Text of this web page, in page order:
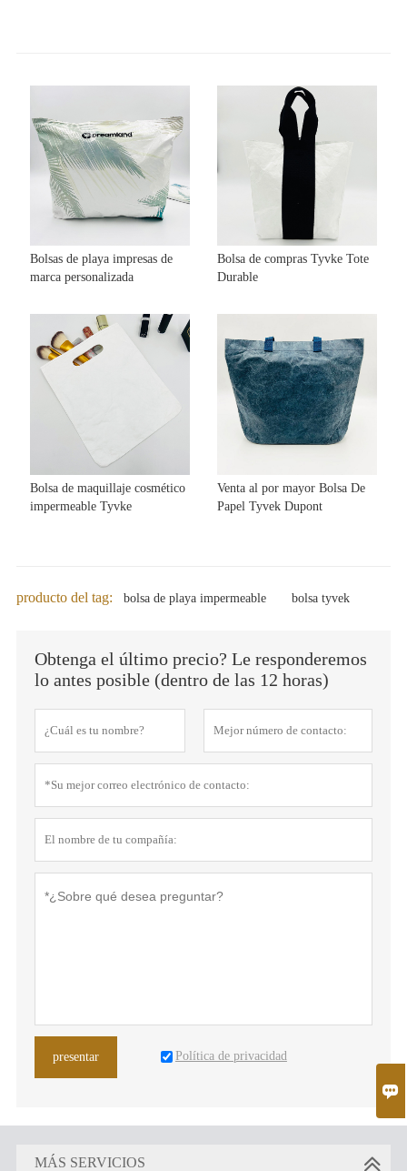

Bolsas de playa impresas de
marca personalizada
Bolsa de compras Tyvke Tote
Durable
Bolsa de maquillaje cosmético
impermeable Tyvke
Venta al por mayor Bolsa De
Papel Tyvek Dupont
producto del tag: bolsa de playa impermeable bolsa tyvek
Obtenga el último precio? Le responderemos
lo antes posible (dentro de las 12 horas)
presentar Política de privacidad
MÁS SERVICIOS